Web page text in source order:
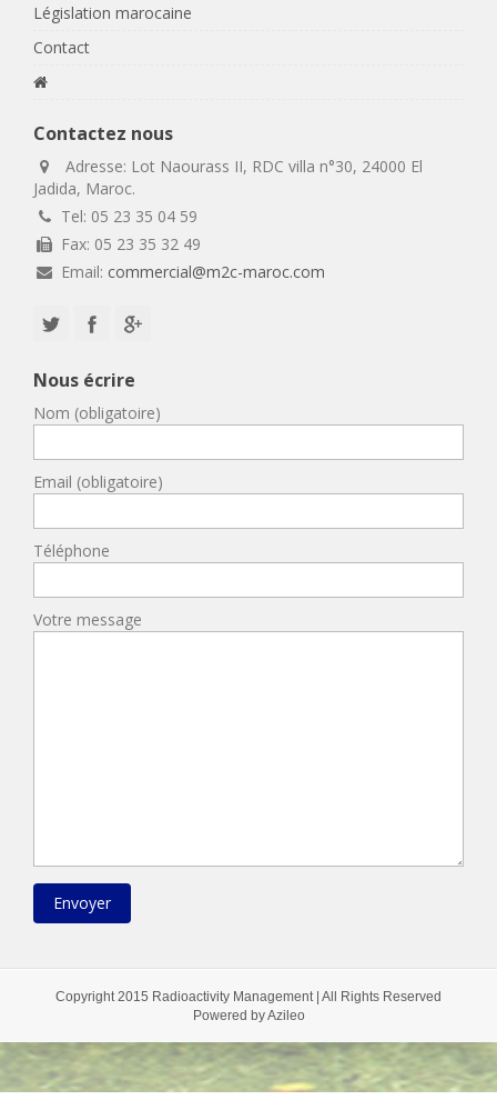
Législation marocaine
Contact
Contactez nous
Adresse: Lot Naourass II, RDC villa n°30, 24000 El
Jadida, Maroc.
Tel: 05 23 35 04 59
Fax: 05 23 35 32 49
Email: commercial@m2c-maroc.com
Nous écrire
Nom (obligatoire)
Email (obligatoire)
Téléphone
Votre message
Copyright 2015 Radioactivity Management | All Rights Reserved
Powered byAzileo